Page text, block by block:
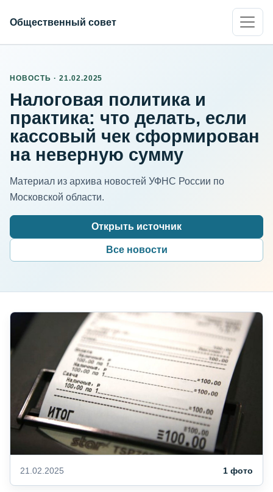
Общественный совет
НОВОСТЬ · 21.02.2025
Налоговая политика и
практика: что делать, если
кассовый чек сформирован
на неверную сумму
Материал из архива новостей УФНС России по
Московской области.
Открыть источник
Все новости
21.02.2025 1 фото